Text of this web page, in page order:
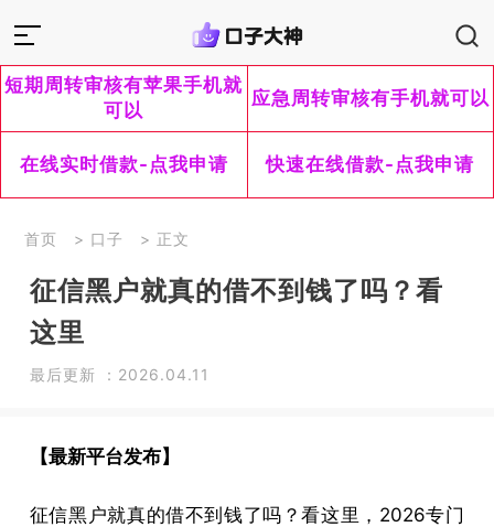
短期周转审核有苹果手机就
可以
应急周转审核有手机就可以
在线实时借款-点我申请 快速在线借款-点我申请
首页 > 口子 > 正文
征信黑户就真的借不到钱了吗？看
这里
最后更新 ：2026.04.11
【最新平台发布】
征信黑户就真的借不到钱了吗？看这里，2026专门